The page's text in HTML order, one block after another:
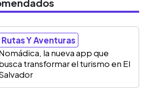
Rutas Y Aventuras
la nueva app que
transformar el turismo en El